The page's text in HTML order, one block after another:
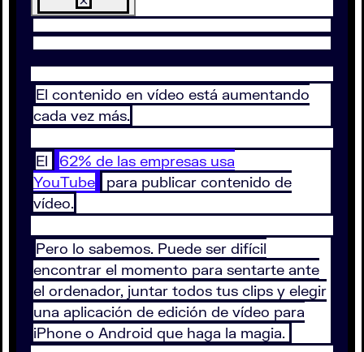
El contenido en vídeo está aumentando
cada vez más.
El
62% de las empresas usa
YouTube
para publicar contenido de
vídeo.
Pero lo sabemos. Puede ser difícil
encontrar el momento para sentarte ante
el ordenador, juntar todos tus clips y elegir
una aplicación de edición de vídeo para
iPhone o Android que haga la magia.